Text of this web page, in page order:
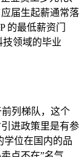
届生起薪通常落
的最低薪资门
领域的毕业
列梯队，这个
进政策里是有参
学位在国内的品